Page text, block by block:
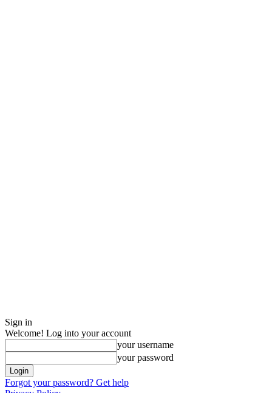
Sign in
Welcome! Log into your account
your username
your password
Forgot your password? Get help